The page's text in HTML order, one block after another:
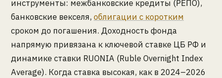
инструменты: межбанковские кредиты (РЕПО),
банковские векселя, облигации с коротким
сроком до погашения. Доходность фонда
напрямую привязана к ключевой ставке ЦБ РФ и
динамике ставки RUONIA (Ruble Overnight Index
Average). Когда ставка высокая, как в 2024–2026